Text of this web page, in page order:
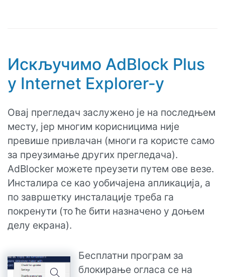
Искључимо AdBlock Plus
у Internet Explorer‑у
Овај прегледач заслужено је на последњем
месту, јер многим корисницима није
превише привлачан (многи га користе само
за преузимање других прегледача).
AdBlocker можете преузети путем ове везе.
Инсталира се као уобичајена апликација, а
по завршетку инсталације треба га
покренути (то ће бити назначено у доњем
делу екрана).
Бесплатни програм за
блокирање огласа се на